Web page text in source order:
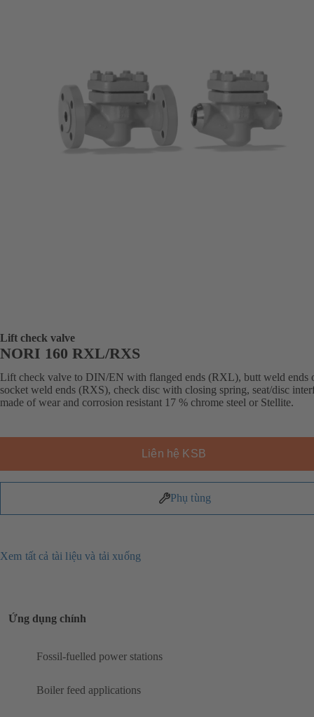
Lift check valve
NORI 160 RXL/RXS
Lift check valve to DIN/EN with flanged ends (RXL), butt weld ends
socket weld ends (RXS), check disc with closing spring, seat/disc
made of wear and corrosion resistant 17 % chrome steel or Stellite.
Liên hệ KSB
Phụ tùng
Xem tất cả tài liệu và tải xuống
Ứng dụng chính
Fossil-fuelled power stations
Boiler feed applications